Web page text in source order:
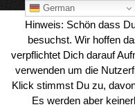
content
Hinweis: Schön dass
besuchst. Wir hoffen
verpflichtet Dich darauf
verwenden um die
Klick stimmst Du zu,
Es werden aber
German